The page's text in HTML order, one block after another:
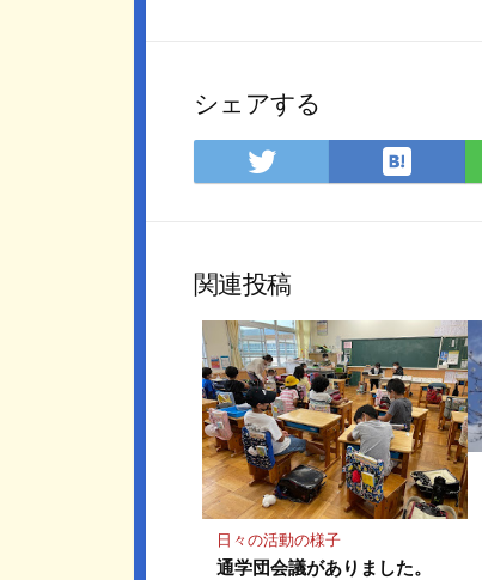
シェアする
Twitter
で
ア
は
て
マ
ー
ク
に
保
存
関連投稿
日々の活動の様子
通学団会議がありました。